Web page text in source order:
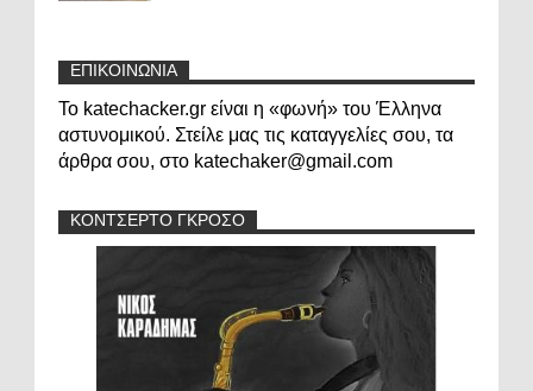
ΕΠΙΚΟΙΝΩΝΙΑ
Το katechacker.gr είναι η «φωνή» του Έλληνα
αστυνομικού. Στείλε μας τις καταγγελίες σου, τα
άρθρα σου, στο katechaker@gmail.com
ΚΟΝΤΣΕΡΤΟ ΓΚΡΟΣΟ